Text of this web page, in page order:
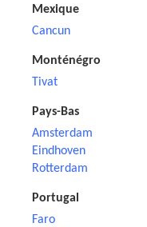
Mexique
Cancun
Monténégro
Tivat
Pays-Bas
Amsterdam
Eindhoven
Rotterdam
Portugal
Faro